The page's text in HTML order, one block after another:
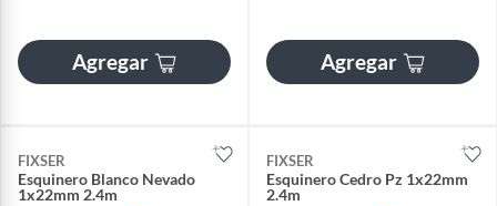
Agregar Agregar
FIXSER
Esquinero Blanco Nevado
1x22mm 2.4m
FIXSER
Esquinero Cedro Pz 1x22mm
2.4m